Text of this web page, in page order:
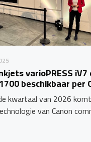
varioPRESS iV7
beschikbaar per
kwartaal van 2026
van Canon